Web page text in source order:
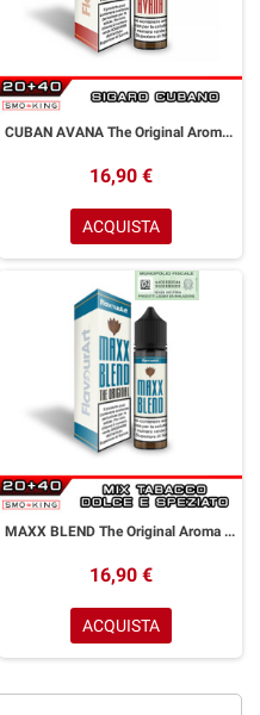
CUBAN AVANA The Original Aroma Shot 20ml FLAVOURART Tabacco Sigaro Cubano
16,90 €
ACQUISTA
MAXX BLEND The Original Aroma Shot 20ml FLAVOURART Tabacco Dolce Speziato
16,90 €
ACQUISTA